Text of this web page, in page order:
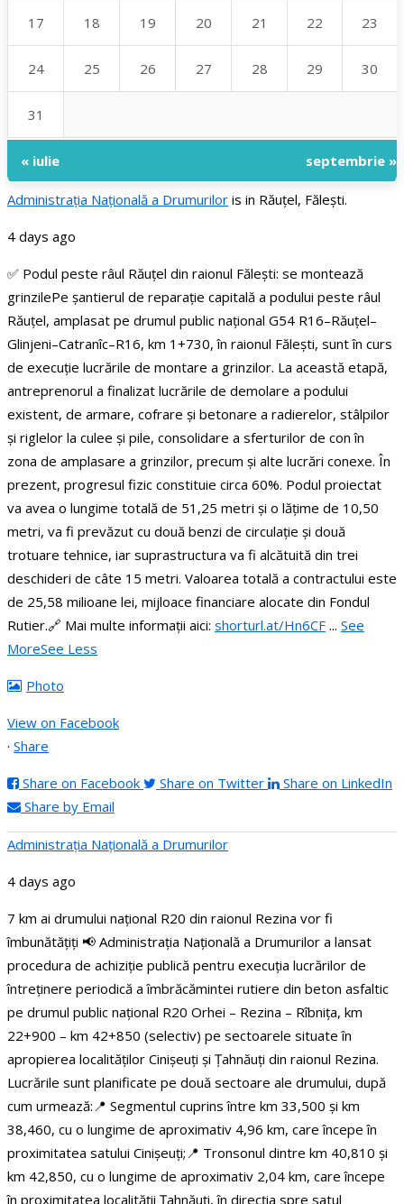
17 18 19 20 21 22 23
24 25 26 27 28 29 30
31
« iulie septembrie »
Administraţia Națională a Drumurilor is in Răuțel, Fălești.
4 days ago
✅ Podul peste râul Răuțel din raionul Fălești: se montează
grinzilePe șantierul de reparație capitală a podului peste râul
Răuțel, amplasat pe drumul public național G54 R16–Răuțel–
Glinjeni–Catranîc–R16, km 1+730, în raionul Fălești, sunt în curs
de execuție lucrările de montare a grinzilor. La această etapă,
antreprenorul a finalizat lucrările de demolare a podului
existent, de armare, cofrare și betonare a radierelor, stâlpilor
și riglelor la culee și pile, consolidare a sferturilor de con în
zona de amplasare a grinzilor, precum și alte lucrări conexe. În
prezent, progresul fizic constituie circa 60%. Podul proiectat
va avea o lungime totală de 51,25 metri și o lățime de 10,50
metri, va fi prevăzut cu două benzi de circulație și două
trotuare tehnice, iar suprastructura va fi alcătuită din trei
deschideri de câte 15 metri. Valoarea totală a contractului este
de 25,58 milioane lei, mijloace financiare alocate din Fondul
Rutier.🔗 Mai multe informații aici: shorturl.at/Hn6CF ... See
MoreSee Less
Photo
View on Facebook
· Share
Share on Facebook Share on Twitter
Share on LinkedIn
Share by Email
Administraţia Națională a Drumurilor
4 days ago
7 km ai drumului național R20 din raionul Rezina vor fi
îmbunătățiți 📢 Administrația Națională a Drumurilor a lansat
procedura de achiziție publică pentru execuția lucrărilor de
întreținere periodică a îmbrăcămintei rutiere din beton asfaltic
pe drumul public național R20 Orhei – Rezina – Rîbnița, km
22+900 – km 42+850 (selectiv) pe sectoarele situate în
apropierea localităților Cinișeuți și Țahnăuți din raionul Rezina.
Lucrările sunt planificate pe două sectoare ale drumului, după
cum urmează:📍 Segmentul cuprins între km 33,500 și km
38,460, cu o lungime de aproximativ 4,96 km, care începe în
proximitatea satului Cinișeuți;📍 Tronsonul dintre km 40,810 și
km 42,850, cu o lungime de aproximativ 2,04 km, care începe
în proximitatea localității Țahnăuți, în direcția spre satul